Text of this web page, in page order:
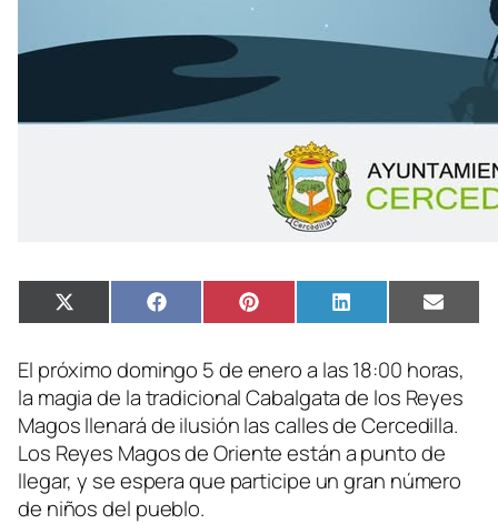
Compartir
en
X
(Twitter)
Compartir
en
FacebookCompartir
en
PinterestCompartir
en
LinkedIn
en
Email
El próximo domingo 5 de enero a las 18:00 horas,
la magia de la tradicional Cabalgata de los Reyes
Magos llenará de ilusión las calles de Cercedilla.
Los Reyes Magos de Oriente están a punto de
llegar, y se espera que participe un gran número
de niños del pueblo.